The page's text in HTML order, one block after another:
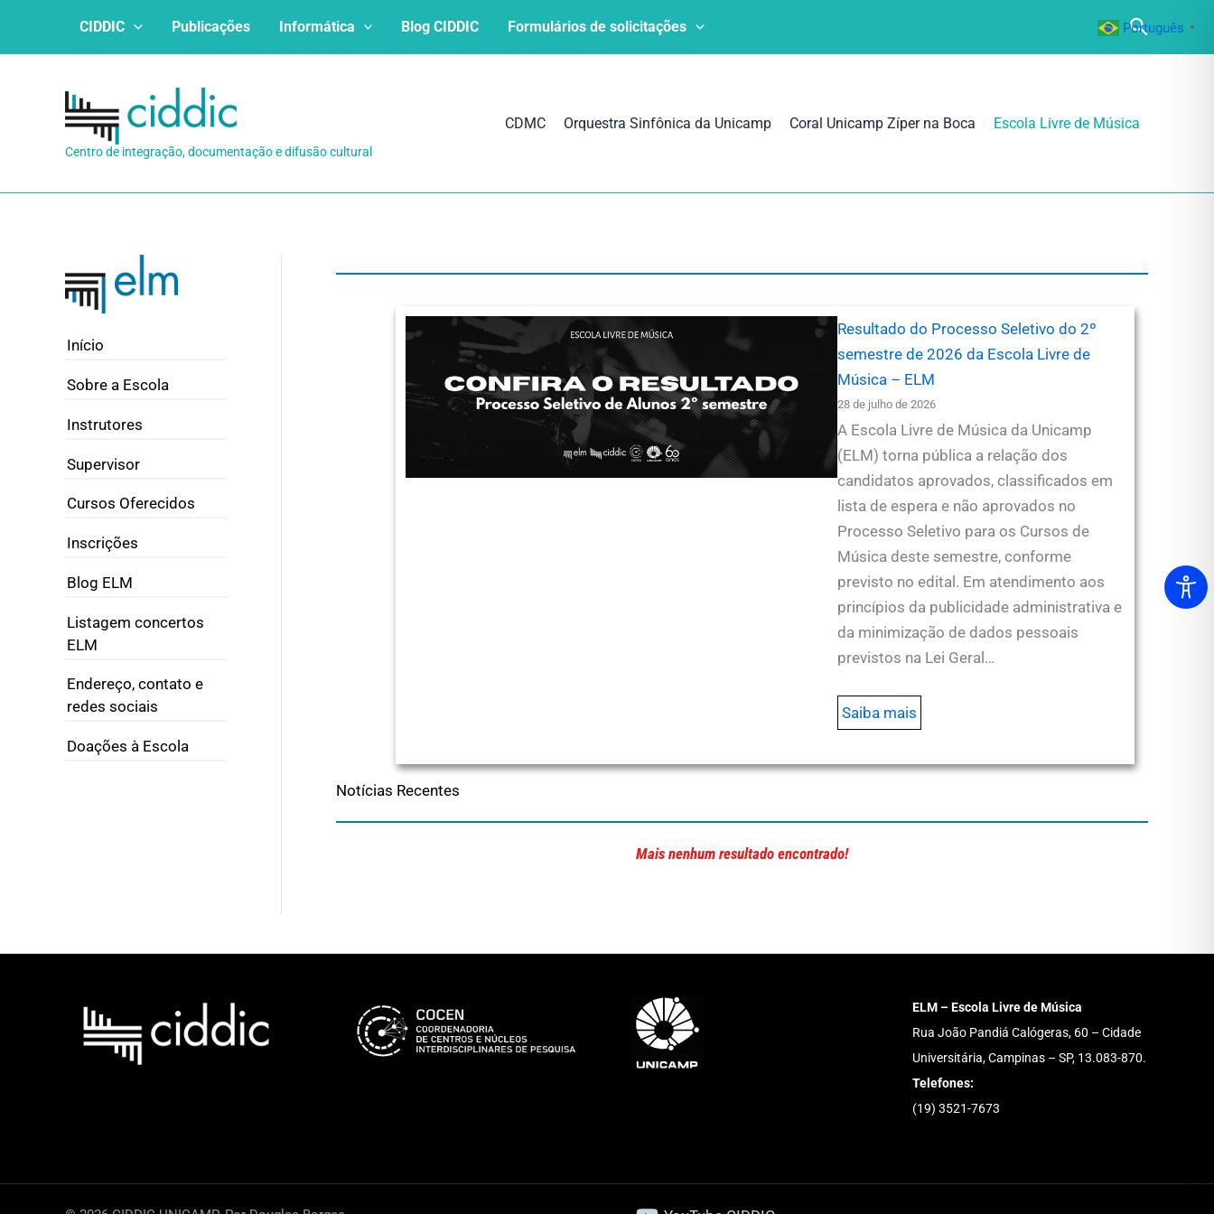
CIDDIC Publicações Informática Blog CIDDIC Formulários de solicitações
Centro de integração, documentação e difusão cultural
CDMC Orquestra Sinfônica da Unicamp Coral Unicamp Zíper na Boca Escola Livre de Música
Início
Sobre a Escola
Instrutores
Supervisor
Cursos Oferecidos
Inscrições
Blog ELM
Listagem concertos
ELM
Endereço, contato e
redes sociais
Doações à Escola
Resultado do Processo Seletivo do 2º
semestre de 2026 da Escola Livre de
Música – ELM
28 de julho de 2026
A Escola Livre de Música da Unicamp
(ELM) torna pública a relação dos
candidatos aprovados, classificados em
lista de espera e não aprovados no
Processo Seletivo para os Cursos de
Música deste semestre, conforme
previsto no edital. Em atendimento aos
princípios da publicidade administrativa e
da minimização de dados pessoais
previstos na Lei Geral…
Saiba mais
Notícias Recentes
Mais nenhum resultado encontrado!
ELM – Escola Livre de Música
Rua João Pandiá Calógeras, 60 – Cidade
Universitária, Campinas – SP, 13.083-870.
Telefones:
(19) 3521-7673
Português ▼